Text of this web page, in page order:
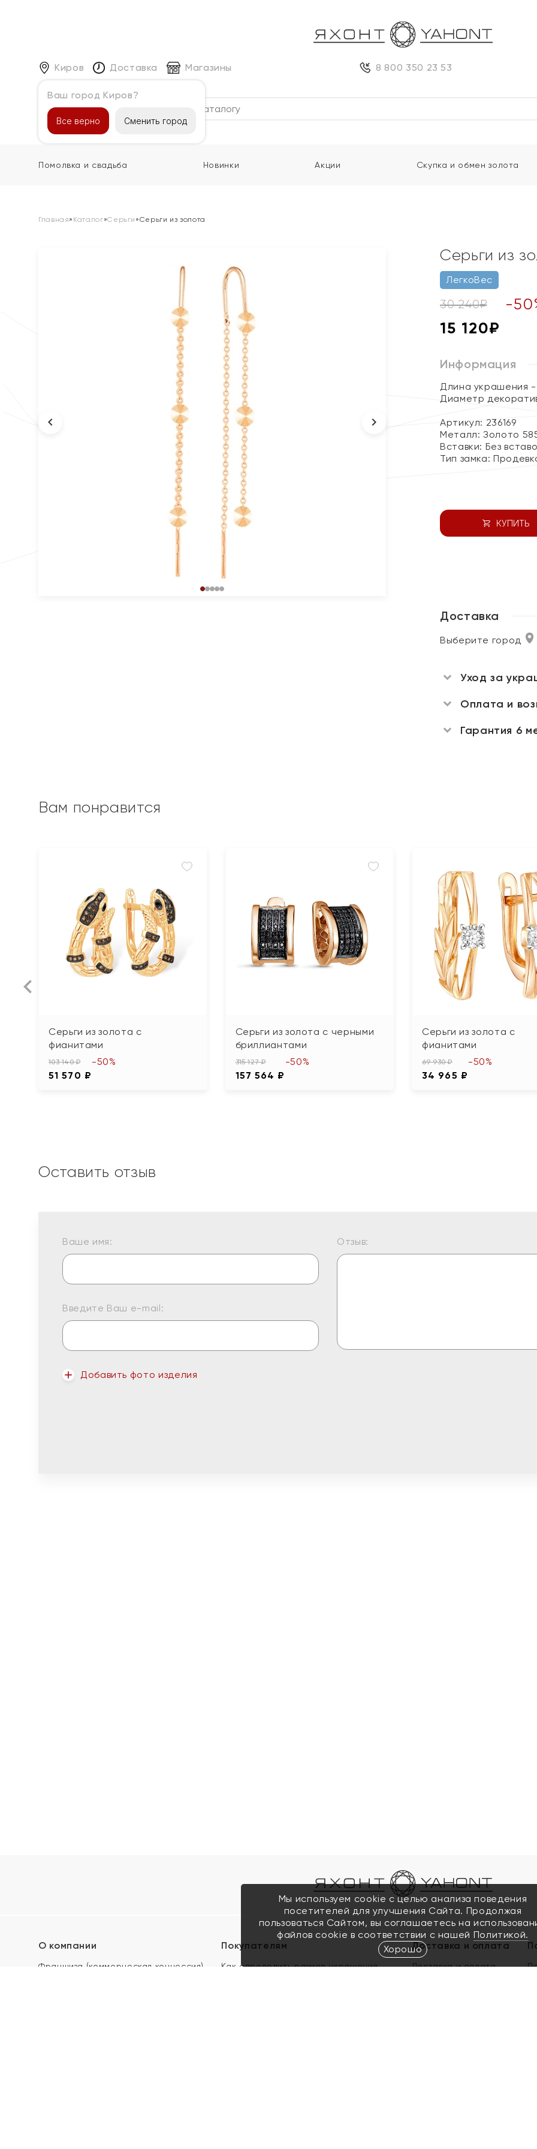
Киров
Ваш город Киров?
Все верно Сменить город
Доставка Магазины 8 800 350 23 53
Каталог
Помолвка и свадьба Новинки Акции Скупка и обмен золота
Главная» Каталог»Серьги »Серьги из золота
Серьги из
ЛегкоВес
30 240₽ -50
15 120₽
Информация
Длина украшения -
Диаметр
Артикул: 236169
Металл:Золото
Вставки: Без
Тип замка:
КУПИТЬ
Доставка
Выберите город
Уход за
Оплата и
Гарантия 6
Вам понравится
Серьги из золота с
фианитами
103 140 ₽
51 570 ₽
-50%
Серьги из золота с черными
бриллиантами
315 127 ₽
157 564 ₽
-50%
Серьги из золота с
фианитами
69 930 ₽
34 965 ₽
-50%
Оставить отзыв
Ваше имя:
Введите Ваш e-mail:
Добавить фото изделия
Отзыв:
О компании
Франшиза (коммерческая концессия)
Покупателям
Как определить размер украшения
Доставка и оплата
Доставка и оплата
Мы используем cookie с целью анализа поведения
посетителей для улучшения Сайта. Продолжая
пользоваться Сайтом, вы соглашаетесь на
файлов cookie в соответствии с нашей Политикой.
Хорошо